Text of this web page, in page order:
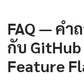
FAQ — คำ
กับ
Feature